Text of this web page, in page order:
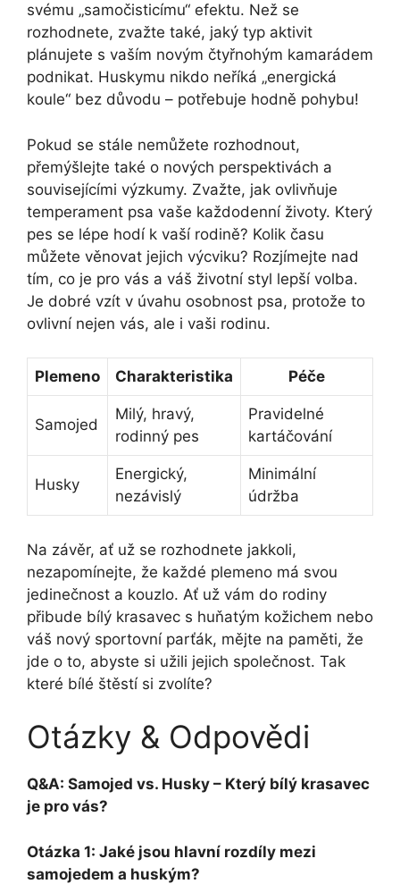
svému „samočisticímu“ efektu. Než se
rozhodnete, zvažte také, jaký typ aktivit
plánujete s vaším novým čtyřnohým kamarádem
podnikat. Huskymu nikdo neříká „energická
koule“ bez důvodu – potřebuje hodně pohybu!
Pokud se stále nemůžete rozhodnout,
přemýšlejte také o nových perspektivách a
souvisejícími výzkumy. Zvažte, jak ovlivňuje
temperament psa vaše každodenní životy. Který
pes se lépe hodí k vaší rodině? Kolik času
můžete věnovat jejich výcviku? Rozjímejte nad
tím, co je pro vás a váš životní styl lepší volba.
Je dobré vzít v úvahu osobnost psa, protože to
ovlivní nejen vás, ale i vaši rodinu.
Plemeno Charakteristika Péče
Samojed
Milý, hravý,
rodinný pes
Pravidelné
kartáčování
Husky
Energický,
nezávislý
Minimální
údržba
Na závěr, ať už se rozhodnete jakkoli,
nezapomínejte, že každé plemeno má svou
jedinečnost a kouzlo. Ať už vám do rodiny
přibude bílý krasavec s huňatým kožichem nebo
váš nový sportovní parťák, mějte na paměti, že
jde o to, abyste si užili jejich společnost. Tak
které bílé štěstí si zvolíte?
Otázky & Odpovědi
Q&A: Samojed vs. Husky – Který bílý krasavec
je pro vás?
Otázka 1: Jaké jsou hlavní rozdíly mezi
samojedem a huským?